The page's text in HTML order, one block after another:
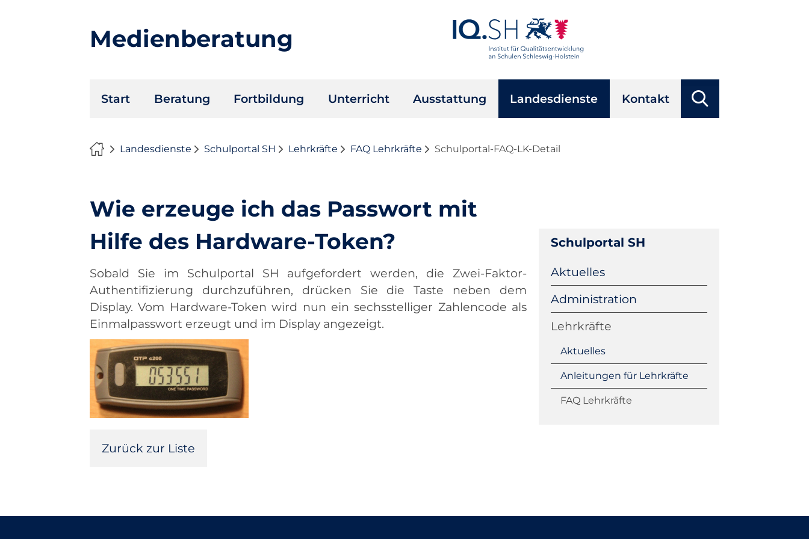
Medienberatung
überspringen
Start Beratung Fortbildung Unterricht Ausstattung Landesdienste Kontakt Suchbegriffe
Landesdienste Schulportal SH Lehrkräfte FAQ Lehrkräfte Schulportal-FAQ-LK-Detail
Wie erzeuge ich das Passwort mit
Hilfe des Hardware-Token?
Sobald Sie im Schulportal SH aufgefordert werden, die Zwei-Faktor-
Authentifizierung durchzuführen, drücken Sie die Taste neben dem
Display. Vom Hardware-Token wird nun ein sechsstelliger Zahlencode als
Einmalpasswort erzeugt und im Display angezeigt.
Zurück zur Liste
Schulportal SH
Navigation
überspringen
Aktuelles
Administration
Lehrkräfte
Aktuelles
Anleitungen für Lehrkräfte
FAQ Lehrkräfte